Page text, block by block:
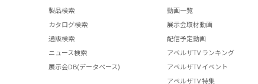
製品検索
カタログ検索
通販検索
ニュース検索
展示会DB(データベース)
動画一覧
展示会取材動画
配信予定動画
アペルザTV ランキング
アペルザTV イベント
アペルザTV 特集